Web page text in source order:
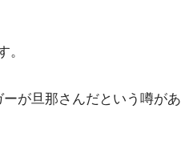
。
が旦那さんだという噂が